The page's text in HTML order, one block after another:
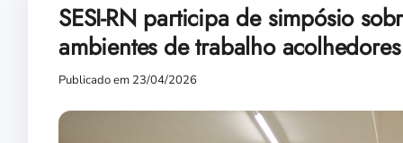
SESI-RN participa de simpósio
ambientes de trabalho acolhedores
Publicado em 23/04/2026